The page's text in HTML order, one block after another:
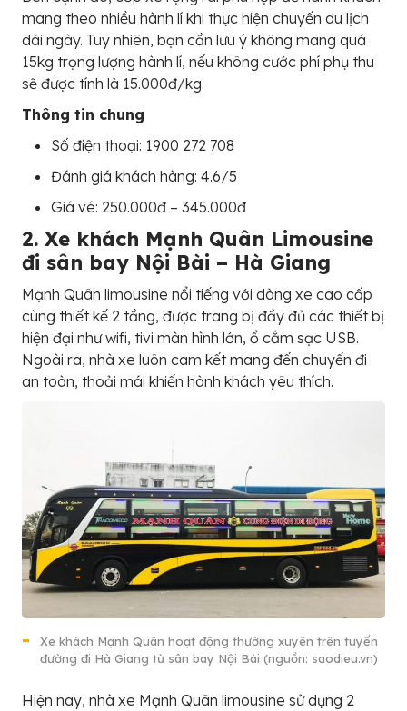
mang theo nhiều hành lí khi thực hiện chuyến du lịch
dài ngày. Tuy nhiên, bạn cần lưu ý không mang quá
15kg trọng lượng hành lí, nếu không cước phí phụ thu
sẽ được tính là 15.000đ/kg.
Thông tin chung
Số điện thoại: 1900 272 708
Đánh giá khách hàng: 4.6/5
Giá vé: 250.000đ – 345.000đ
2. Xe khách Mạnh Quân Limousine
đi sân bay Nội Bài – Hà Giang
Mạnh Quân limousine nổi tiếng với dòng xe cao cấp
cùng thiết kế 2 tầng, được trang bị đầy đủ các thiết bị
hiện đại như wifi, tivi màn hình lớn, ổ cắm sạc USB.
Ngoài ra, nhà xe luôn cam kết mang đến chuyến đi
an toàn, thoải mái khiến hành khách yêu thích.
Xe khách Mạnh Quân hoạt động thường xuyên trên tuyến
đường đi Hà Giang từ sân bay Nội Bài (nguồn: saodieu.vn)
Hiện nay, nhà xe Mạnh Quân limousine sử dụng 2